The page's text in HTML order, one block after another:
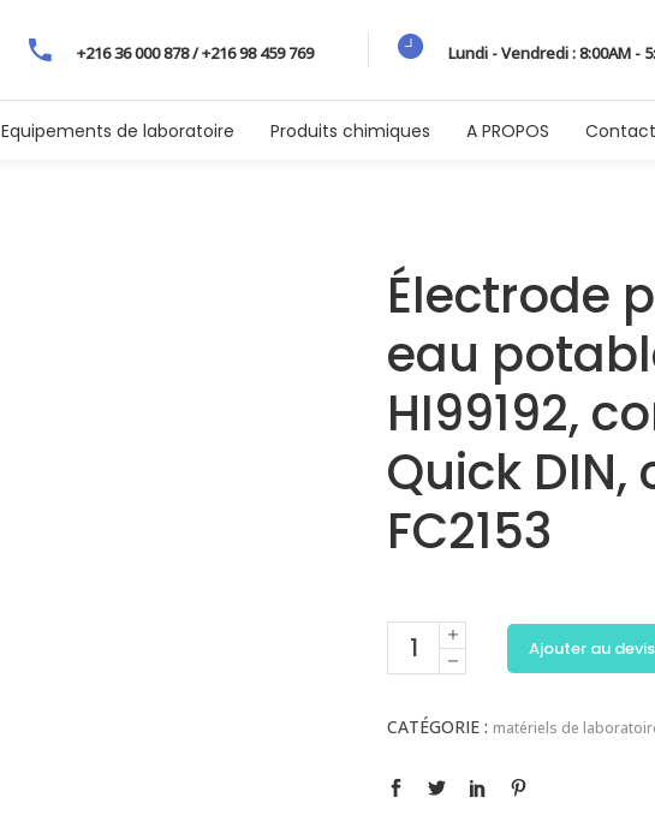
+216 36 000 878 / +216 98 459 769 Lundi - Vendredi : 8:00AM -
Equipements de laboratoire Produits chimiques A PROPOS Contact
Électrode
eau
HI99192,
Quick DIN,
FC2153
Ajouter au devis
CATÉGORIE : matériels de